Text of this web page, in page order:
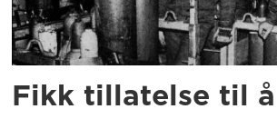
Fikk tillatelse til å